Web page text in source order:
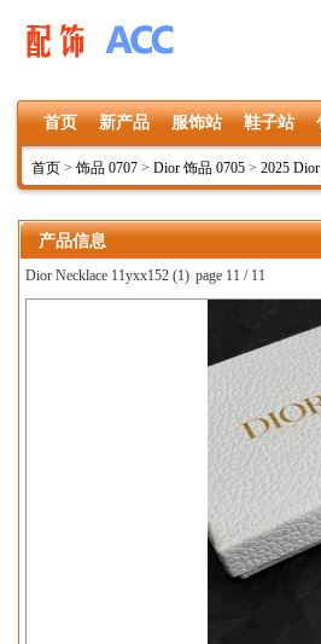
首页 新产品 服饰站 鞋子站
首页 > 饰品 0707 > Dior 饰品 0705 > 2025
产品信息
Dior Necklace 11yxx152 (1) page 11 / 11